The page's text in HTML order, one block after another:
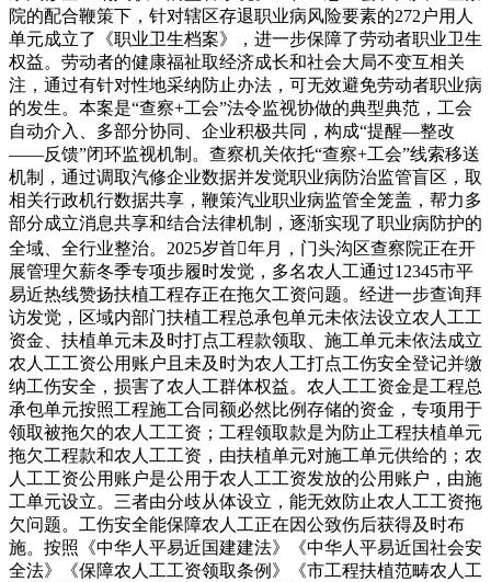
院的配合鞭策下，针对辖区存退职业病风险要素的272户用人
单元成立了《职业卫生档案》，进一步保障了劳动者职业卫生
权益。劳动者的健康福祉取经济成长和社会大局不变互相关
注，通过有针对性地采纳防止办法，可无效避免劳动者职业病
的发生。本案是“查察+工会”法令监视协做的典型典范，工会
自动介入、多部分协同、企业积极共同，构成“提醒—整改
——反馈”闭环监视机制。查察机关依托“查察+工会”线索移送
机制，通过调取汽修企业数据并发觉职业病防治监管盲区，取
相关行政机行数据共享，鞭策汽业职业病监管全笼盖，帮力多
部分成立消息共享和结合法律机制，逐渐实现了职业病防护的
全域、全行业整治。2025岁首年月，门头沟区查察院正在开
展管理欠薪冬季专项步履时发觉，多名农人工通过12345市平
易近热线赞扬扶植工程存正在拖欠工资问题。经进一步查询拜
访发觉，区域内部门扶植工程总承包单元未依法设立农人工工
资金、扶植单元未及时打点工程款领取、施工单元未依法成立
农人工工资公用账户且未及时为农人工打点工伤安全登记并缴
纳工伤安全，损害了农人工群体权益。农人工工资金是工程总
承包单元按照工程施工合同额必然比例存储的资金，专项用于
领取被拖欠的农人工工资；工程领取款是为防止工程扶植单元
拖欠工程款和农人工工资，由扶植单元对施工单元供给的；农
人工工资公用账户是公用于农人工工资发放的公用账户，由施
工单元设立。三者由分歧从体设立，能无效防止农人工工资拖
欠问题。工伤安全能保障农人工正在因公致伤后获得及时布
施。按照《中华人平易近国建建法》《中华人平易近国社会安
全法》《保障农人工工资领取条例》《市工程扶植范畴农人工